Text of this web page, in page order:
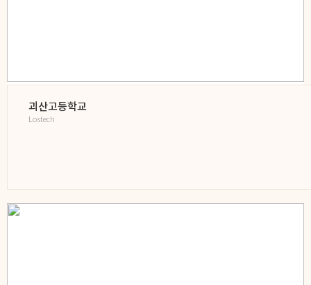
괴산고등학교
Lostech